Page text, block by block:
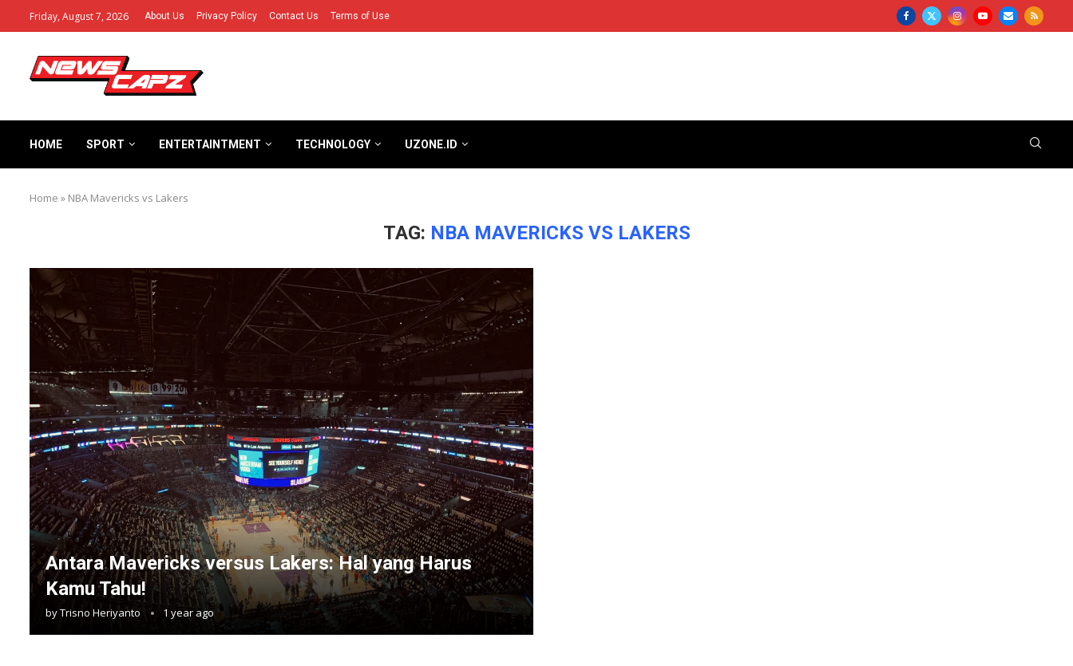
Friday, August 7, 2026 About Us Privacy Policy Contact Us Terms of Use
HOME SPORT ENTERTAINTMENT TECHNOLOGY UZONE.ID
Home » NBA Mavericks vs Lakers
TAG: NBA MAVERICKS VS LAKERS
Antara Mavericks versus Lakers: Hal yang Harus
Kamu Tahu!
byTrisno Heriyanto 1 year ago